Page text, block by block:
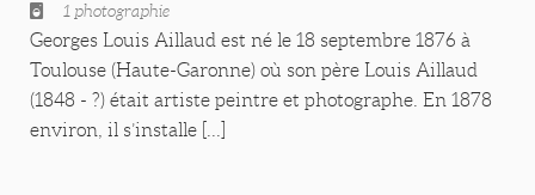
1 photographie
Georges Louis Aillaud est né le 18 septembre 1876 à
Toulouse (Haute-Garonne) où son père Louis Aillaud
(1848 - ?) était artiste peintre et photographe. En 1878
environ, il s’installe [...]